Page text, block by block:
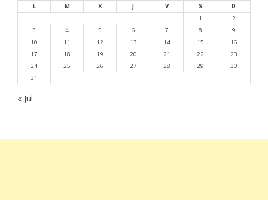
L M X V S
D
1
2
3
4 5 6 7 8
9
10
11 12 13 14 15
16
17
18 19 20 21 22
23
24
25 26 27 28 29
30
31
« Jul